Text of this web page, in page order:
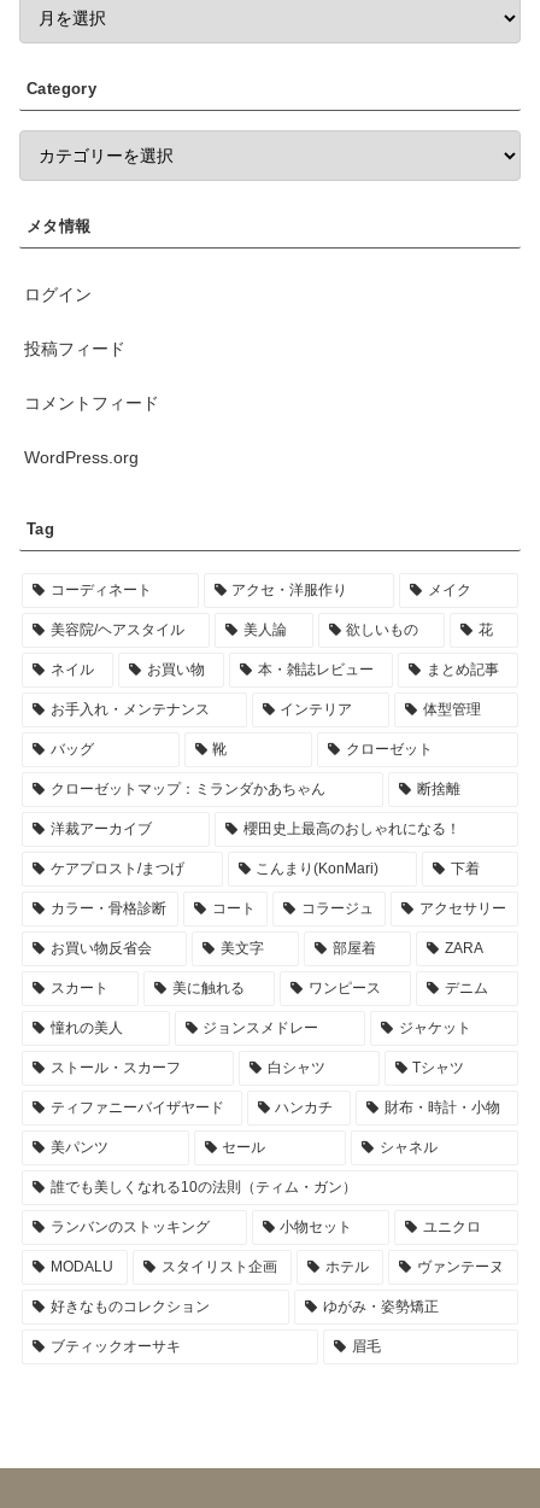
Category
メタ情報
ログイン
投稿フィード
コメントフィード
WordPress.org
Tag
コーディネート アクセ・洋服作り メイク
美容院/ヘアスタイル 美人論 欲しいもの 花
ネイル お買い物 本・雑誌レビュー まとめ記事
お手入れ・メンテナンス インテリア 体型管理
バッグ 靴 クローゼット
クローゼットマップ：ミランダかあちゃん 断捨離
洋裁アーカイブ 櫻田史上最高のおしゃれになる！
ケアプロスト/まつげ こんまり(KonMari) 下着
カラー・骨格診断 コート コラージュ アクセサリー
お買い物反省会 美文字 部屋着 ZARA
スカート 美に触れる ワンピース デニム
憧れの美人 ジョンスメドレー ジャケット
ストール・スカーフ 白シャツ Tシャツ
ティファニーバイザヤード ハンカチ 財布・時計・小物
美パンツ セール シャネル
誰でも美しくなれる10の法則（ティム・ガン）
ランバンのストッキング 小物セット ユニクロ
MODALU スタイリスト企画 ホテル ヴァンテーヌ
好きなものコレクション ゆがみ・姿勢矯正
ブティックオーサキ 眉毛